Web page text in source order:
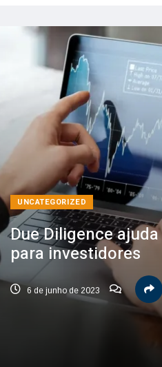
UNCATEGORIZED
Due Diligence
para investidores
6 de junho de 2023